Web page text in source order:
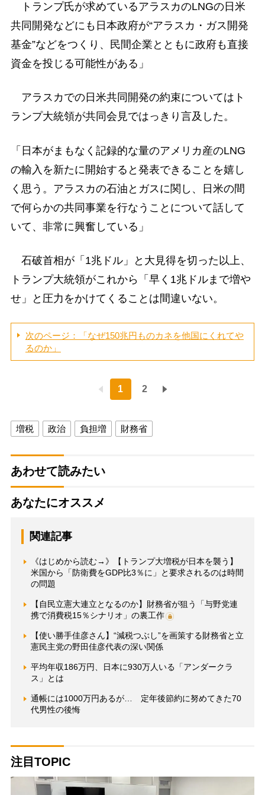
トランプ氏が求めているアラスカのLNGの日米
共同開発などにも日本政府が“アラスカ・ガス開発
基金”などをつくり、民間企業とともに政府も直接
資金を投じる可能性がある」
アラスカでの日米共同開発の約束についてはト
ランプ大統領が共同会見ではっきり言及した。
「日本がまもなく記録的な量のアメリカ産のLNG
の輸入を新たに開始すると発表できることを嬉し
く思う。アラスカの石油とガスに関し、日米の間
で何らかの共同事業を行なうことについて話して
いて、非常に興奮している」
石破首相が「1兆ドル」と大見得を切った以上、
トランプ大統領がこれから「早く1兆ドルまで増や
せ」と圧力をかけてくることは間違いない。
次のページ：「なぜ150兆円ものカネを他国にくれてや
るのか」
1 2
増税 政治 負担増 財務省
あわせて読みたい
あなたにオススメ
関連記事
《はじめから読む→》【トランプ大増税が日本を襲う】
米国から「防衛費をGDP比3％に」と要求されるのは時間
の問題
【自民立憲大連立となるのか】財務省が狙う「与野党連
携で消費税15％シナリオ」の裏工作
【使い勝手佳彦さん】“減税つぶし”を画策する財務省と立
憲民主党の野田佳彦代表の深い関係
平均年収186万円、日本に930万人いる「アンダークラ
ス」とは
通帳には1000万円あるが… 定年後節約に努めてきた70
代男性の後悔
注目TOPIC